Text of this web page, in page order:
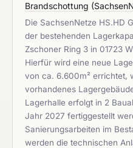
Brandschottung (
Die SachsenNetze HS.HD
der bestehenden
Zschoner Ring 3 in 01723
Hierfür wird eine neue
von ca. 6.600m² errichtet,
vorhandenes
Lagerhalle erfolgt in 2
Jahr 2027 fertiggestellt
Sanierungsarbeiten im
werden die technischen